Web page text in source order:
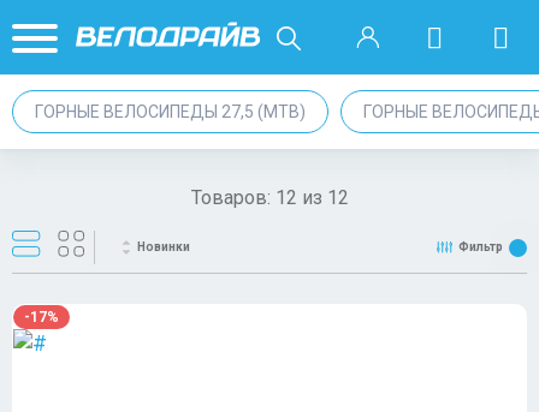
ГОРНЫЕ ВЕЛОСИПЕДЫ 27,5 (MTB) ГОРНЫЕ
Товаров: 12 из 12
Новинки Фильтр
-17%